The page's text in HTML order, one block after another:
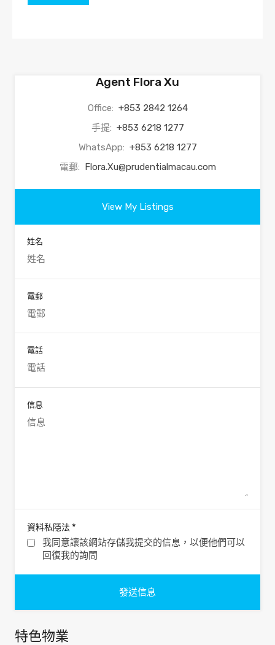
Agent Flora Xu
Office: +853 2842 1264
手提: +853 6218 1277
WhatsApp: +853 6218 1277
電郵: Flora.Xu@prudentialmacau.com
View My Listings
姓名
電郵
電話
信息
資料私隱法 *
我同意讓該網站存儲我提交的信息，以便他們可以
回復我的詢問
特色物業